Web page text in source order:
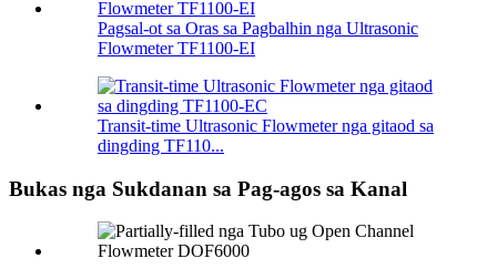
Pagsal-ot sa Oras sa Pagbalhin nga Ultrasonic
Flowmeter TF1100-EI
Transit-time Ultrasonic Flowmeter nga gitaod sa
dingding TF110...
Bukas nga Sukdanan sa Pag-agos sa Kanal